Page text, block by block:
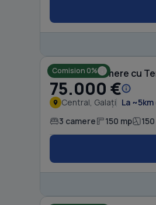
Comision 0%
Casă cu 3 camere cu
75.000 €
Central, Galați La
3 camere 150 mp